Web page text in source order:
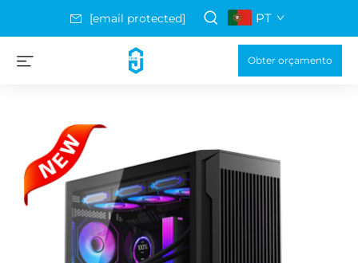
[email protected] PT
Obter orçamento